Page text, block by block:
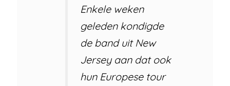
Enkele weken
geleden kondigde
de band uit New
Jersey aan dat ook
hun Europese tour